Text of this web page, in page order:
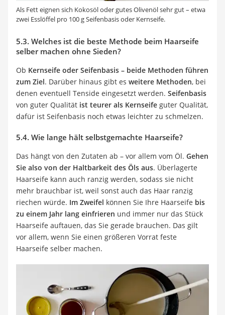
Als Fett eignen sich Kokosöl oder gutes Olivenöl sehr gut – etwa
zwei Esslöffel pro 100 g Seifenbasis oder Kernseife.
5.3. Welches ist die beste Methode beim Haarseife
selber machen ohne Sieden?
Ob Kernseife oder Seifenbasis – beide Methoden führen
zum Ziel. Darüber hinaus gibt es weitere Methoden, bei
denen eventuell Tenside eingesetzt werden. Seifenbasis
von guter Qualität ist teurer als Kernseife guter Qualität,
dafür ist Seifenbasis noch etwas leichter zu schmelzen.
5.4. Wie lange hält selbstgemachte Haarseife?
Das hängt von den Zutaten ab – vor allem vom Öl. Gehen
Sie also von der Haltbarkeit des Öls aus. Überlagerte
Haarseife kann auch ranzig werden, sodass sie nicht
mehr brauchbar ist, weil sonst auch das Haar ranzig
riechen würde. Im Zweifel können Sie Ihre Haarseife bis
zu einem Jahr lang einfrieren und immer nur das Stück
Haarseife auftauen, das Sie gerade brauchen. Das gilt
vor allem, wenn Sie einen größeren Vorrat feste
Haarseife selber machen.